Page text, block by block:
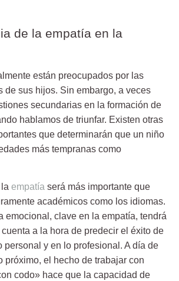
de la empatía en la
están preocupados por las
de sus hijos. Sin embargo, a veces
secundarias en la formación de
hablamos de triunfar. Existen otras
que determinarán que un niño
más tempranas como
empatía será más importante que
académicos como los idiomas.
emocional, clave en la empatía, tendrá
a la hora de predecir el éxito de
personal y en lo profesional. A día de
próximo, el hecho de trabajar con
codo» hace que la capacidad de